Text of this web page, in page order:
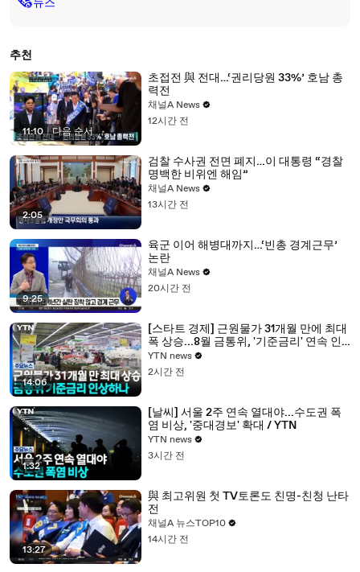
뉴스
추천
11:10 | 다음 순서
초접전 與 전대…‘권리당원 33%’ 호남 총
력전
채널A News
12시간 전
2:05
검찰 수사권 전면 폐지…이 대통령 “경찰
명백한 비위엔 해임”
채널A News
13시간 전
9:25
육군 이어 해병대까지…‘빈총 경계근무’
논란
채널A News
20시간 전
14:06
[스타트 경제] 근원물가 31개월 만에 최대
폭 상승...8월 금통위, '기준금리' 연속 인
상하나 / YTN
YTN news
2시간 전
1:32
[날씨] 서울 2주 연속 열대야...수도권 폭
염 비상, '중대경보' 확대 / YTN
YTN news
3시간 전
13:27
與 최고위원 첫 TV토론도 친명-친청 난타
전
채널A 뉴스TOP10
14시간 전